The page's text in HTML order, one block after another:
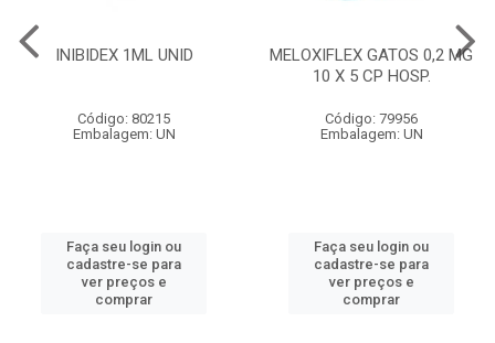
INIBIDEX 1ML UNID
Código: 80215
Embalagem: UN
Faça seu login ou
cadastre-se para
ver preços e
comprar
MELOXIFLEX GATOS 0,2 MG
10 X 5 CP HOSP.
Código: 79956
Embalagem: UN
Faça seu login ou
cadastre-se para
ver preços e
comprar